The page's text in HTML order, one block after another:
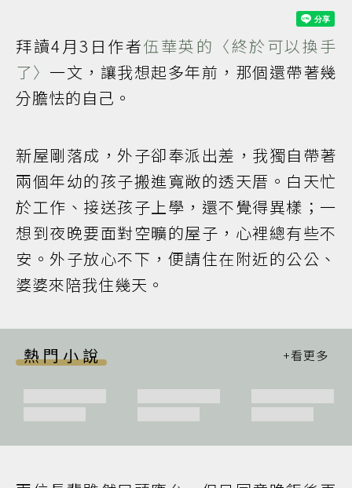
拜讀4月3日作者伍華英的〈終於可以換手
了〉 一文，讓我想起多年前，那個還帶著幾
分膽怯的自己。
新屋剛落成，外子卻奉派出差，我獨自帶著
兩個年幼的孩子搬進寬敞的透天厝。白天忙
於工作、接送孩子上學，還不覺得異樣；一
想到夜晚要面對空曠的屋子，心裡總有些不
安。外子放心不下，便請住在附近的公公、
婆婆來陪我住幾天。
熱門小說